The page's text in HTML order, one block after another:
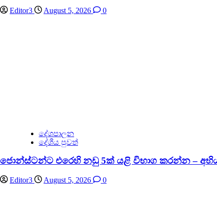
Editor3 August 5, 2026 0
දේශපාලන
දේශීය පුවත්
ජොන්ස්ටන්ට එරෙහි නඩු 5ක් යළි විභාග කරන්න –
Editor3 August 5, 2026 0